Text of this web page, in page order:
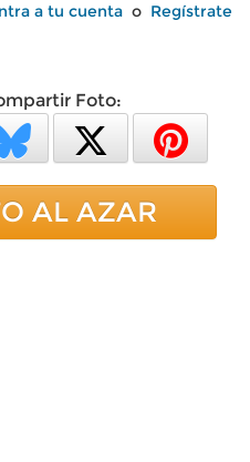
a tu cuenta o Regístrate
Foto:
AL AZAR